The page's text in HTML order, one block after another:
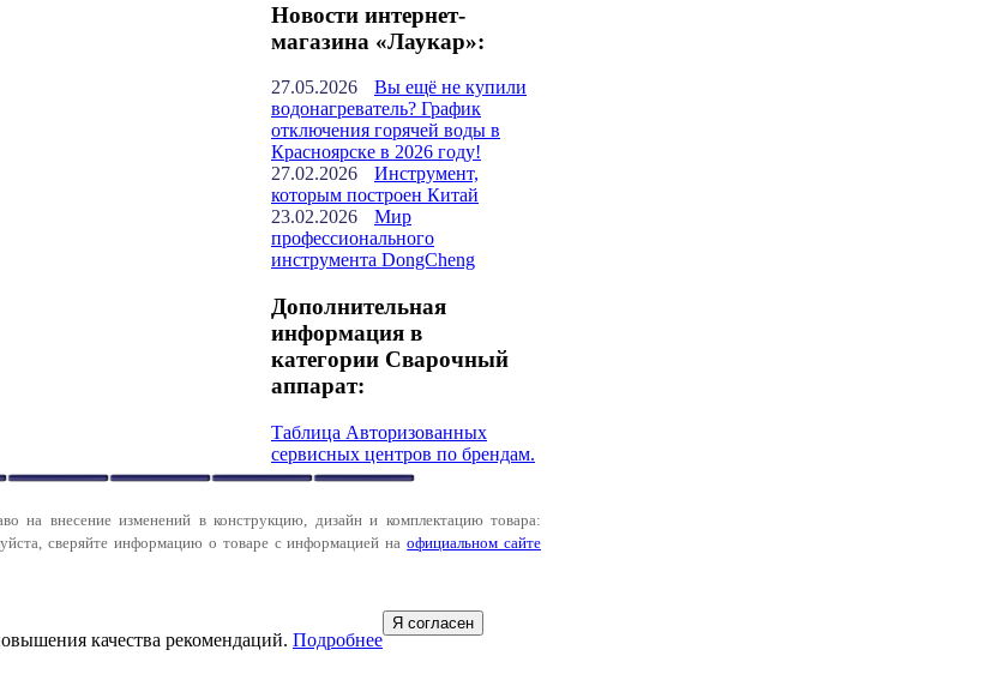
Новости интернет-
магазина «Лаукар»:
27.05.2026
Вы ещё не купили
водонагреватель? График
отключения горячей воды в
Красноярске в 2026 году!
27.02.2026
Инструмент,
которым построен Китай
23.02.2026
Мир
профессионального
инструмента DongCheng
Дополнительная
информация в
категории Сварочный
аппарат:
Таблица Авторизованных
сервисных центров по брендам.
на внесение изменений в конструкцию, дизайн и комплектацию товара:
сверяйте информацию о товаре с информацией наофициальном сайте
качества рекомендаций. Подробнее
Я согласен